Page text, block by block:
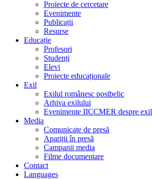
Proiecte de cercetare
Evenimente
Publicații
Resurse
Educație
Profesori
Studenți
Elevi
Proiecte educaționale
Exil
Exilul românesc postbelic
Arhiva exilului
Evenimente IICCMER despre exil
Media
Comunicate de presă
Apariții în presă
Campanii media
Filme documentare
Contact
Languages